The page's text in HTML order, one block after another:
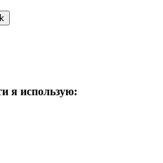
я использую: